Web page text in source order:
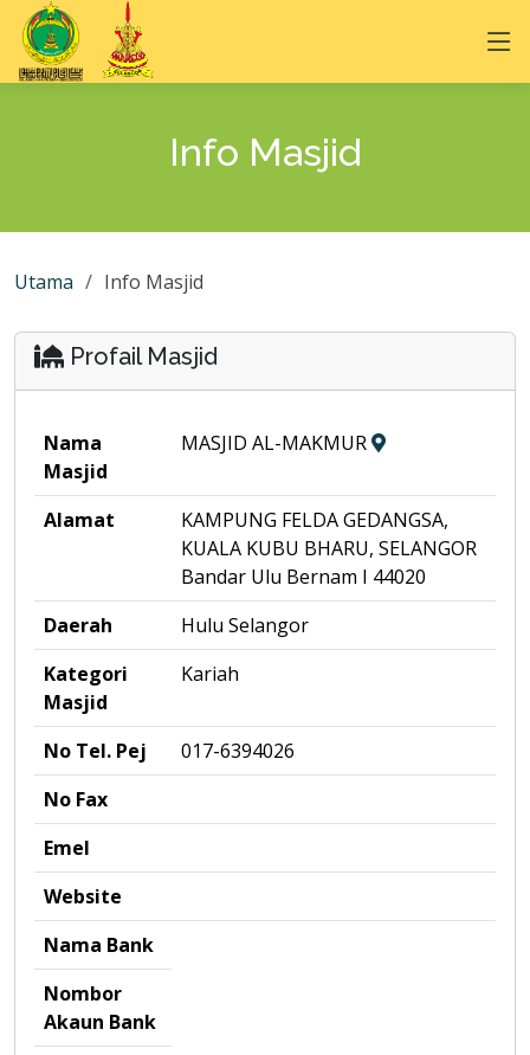
Info Masjid
Utama Info Masjid
Profail Masjid
Nama
Masjid
MASJID AL-MAKMUR
Alamat
KAMPUNG FELDA GEDANGSA,
KUALA KUBU BHARU, SELANGOR
Bandar Ulu Bernam I 44020
Daerah
Hulu Selangor
Kategori
Masjid
Kariah
No Tel. Pej
017-6394026
No Fax
Emel
Website
Nama Bank
Nombor
Akaun Bank